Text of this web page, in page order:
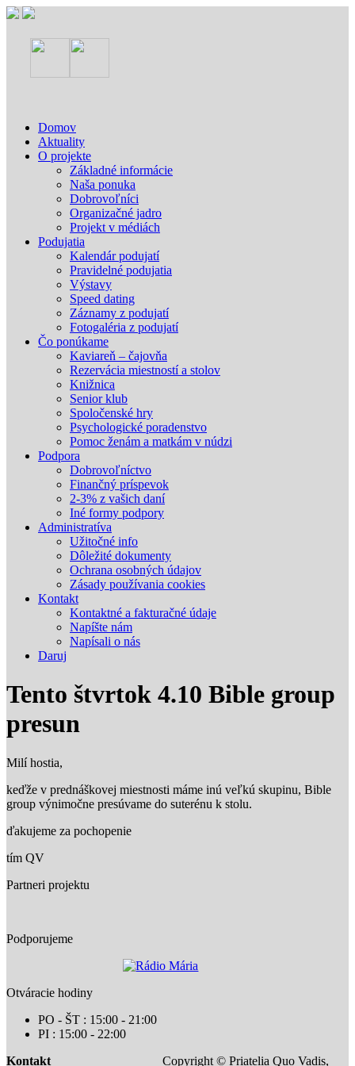
Domov
Aktuality
O projekte
Základné informácie
Naša ponuka
Dobrovoľníci
Organizačné jadro
Projekt v médiách
Podujatia
Kalendár podujatí
Pravidelné podujatia
Výstavy
Speed dating
Záznamy z podujatí
Fotogaléria z podujatí
Čo ponúkame
Kaviareň – čajovňa
Rezervácia miestností a stolov
Knižnica
Senior klub
Spoločenské hry
Psychologické poradenstvo
Pomoc ženám a matkám v núdzi
Podpora
Dobrovoľníctvo
Finančný príspevok
2-3% z vašich daní
Iné formy podpory
Administratíva
Užitočné info
Dôležité dokumenty
Ochrana osobných údajov
Zásady používania cookies
Kontakt
Kontaktné a fakturačné údaje
Napíšte nám
Napísali o nás
Daruj
Tento štvrtok 4.10 Bible group
presun
Milí hostia,
keďže v prednáškovej miestnosti máme inú veľkú skupinu, Bible
group výnimočne presúvame do suterénu k stolu.
ďakujeme za pochopenie
tím QV
Partneri projektu
Podporujeme
Otváracie hodiny
PO - ŠT : 15:00 - 21:00
PI : 15:00 - 22:00
Kontakt
Copyright © Priatelia Quo Vadis,